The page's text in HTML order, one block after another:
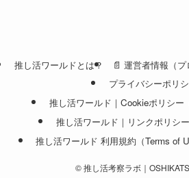
推し活ワールドとは？ 📄 運営者情報（プ
プライバシーポリ
推し活ワールド｜Cookieポリシー
推し活ワールド｜リンクポリシ
推し活ワールド 利用規約（Terms of
©推し活考察ラボ｜